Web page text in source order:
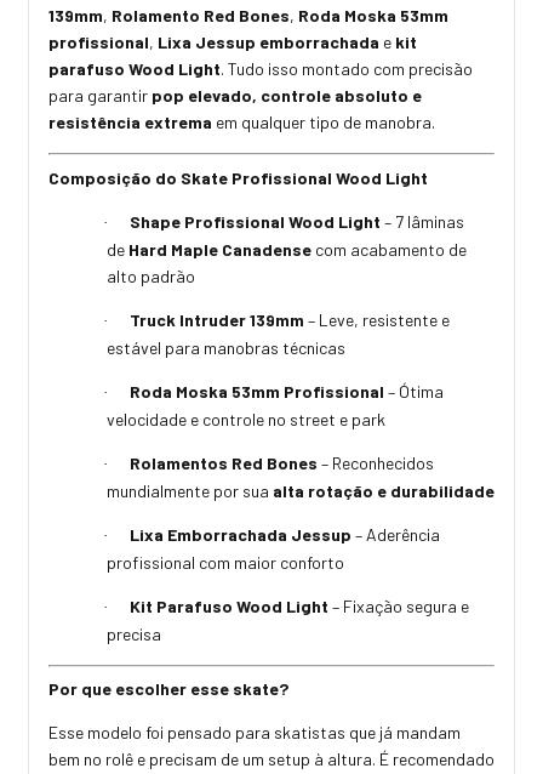
139mm, Rolamento Red Bones, Roda Moska 53mm
profissional, Lixa Jessup emborrachada e kit
parafuso Wood Light. Tudo isso montado com precisão
para garantir pop elevado, controle absoluto e
resistência extrema em qualquer tipo de manobra.
Composição do Skate Profissional Wood Light
· Shape Profissional Wood Light – 7 lâminas
de Hard Maple Canadense com acabamento de
alto padrão
· Truck Intruder 139mm – Leve, resistente e
estável para manobras técnicas
· Roda Moska 53mm Profissional – Ótima
velocidade e controle no street e park
· Rolamentos Red Bones – Reconhecidos
mundialmente por sua alta rotação e durabilidade
· Lixa Emborrachada Jessup – Aderência
profissional com maior conforto
· Kit Parafuso Wood Light – Fixação segura e
precisa
Por que escolher esse skate?
Esse modelo foi pensado para skatistas que já mandam
bem no rolê e precisam de um setup à altura. É recomendado